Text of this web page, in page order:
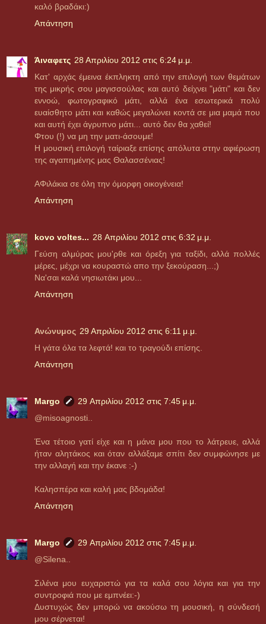
καλό βραδάκι:)
Απάντηση
Άιναφετς 28 Απριλίου 2012 στις 6:24 μ.μ.
Κατ' αρχάς έμεινα έκπληκτη από την επιλογή των θεμάτων
της μικρής σου μαγισσούλας και αυτό δείχνει "μάτι" και δεν
εννοώ, φωτογραφικό μάτι, αλλά ένα εσωτερικά πολύ
ευαίσθητο μάτι και καθώς μεγαλώνει κοντά σε μια μαμά που
και αυτή έχει άγρυπνο μάτι... αυτό δεν θα χαθεί!
Φτου (!) να μη την ματι-άσουμε!
Η μουσική επιλογή ταίριαξε επίσης απόλυτα στην αφιέρωση
της αγαπημένης μας Θαλασσένιας!
ΑΦιλάκια σε όλη την όμορφη οικογένεια!
Απάντηση
kovo voltes... 28 Απριλίου 2012 στις 6:32 μ.μ.
Γεύση αλμύρας μου'ρθε και όρεξη για ταξίδι, αλλά πολλές
μέρες, μέχρι να κουραστώ απο την ξεκούραση...;)
Να'σαι καλά νησιωτάκι μου...
Απάντηση
Ανώνυμος 29 Απριλίου 2012 στις 6:11 μ.μ.
Η γάτα όλα τα λεφτά! και το τραγούδι επίσης.
Απάντηση
Margo
29 Απριλίου 2012 στις 7:45 μ.μ.
@misoagnosti..
Ένα τέτοιο γατί είχε και η μάνα μου που το λάτρευε, αλλά
ήταν αλητάκος και όταν αλλάξαμε σπίτι δεν συμφώνησε με
την αλλαγή και την έκανε :-)
Καλησπέρα και καλή μας βδομάδα!
Απάντηση
Margo
29 Απριλίου 2012 στις 7:45 μ.μ.
@Silena..
Σιλένα μου ευχαριστώ για τα καλά σου λόγια και για την
συντροφιά που με εμπνέει:-)
Δυστυχώς δεν μπορώ να ακούσω τη μουσική, η σύνδεσή
μου σέρνεται!